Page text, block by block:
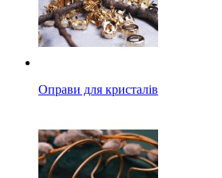
Оправи для кристалів